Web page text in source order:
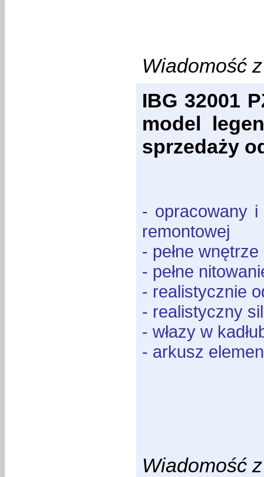
Wiadomość
IBG 32001
model
sprzedaży
- opracowany i
remontowej
- pełne wnętrze
- pełne
- realistycznie
- realistyczny
- włazy w
- arkusz
Wiadomość